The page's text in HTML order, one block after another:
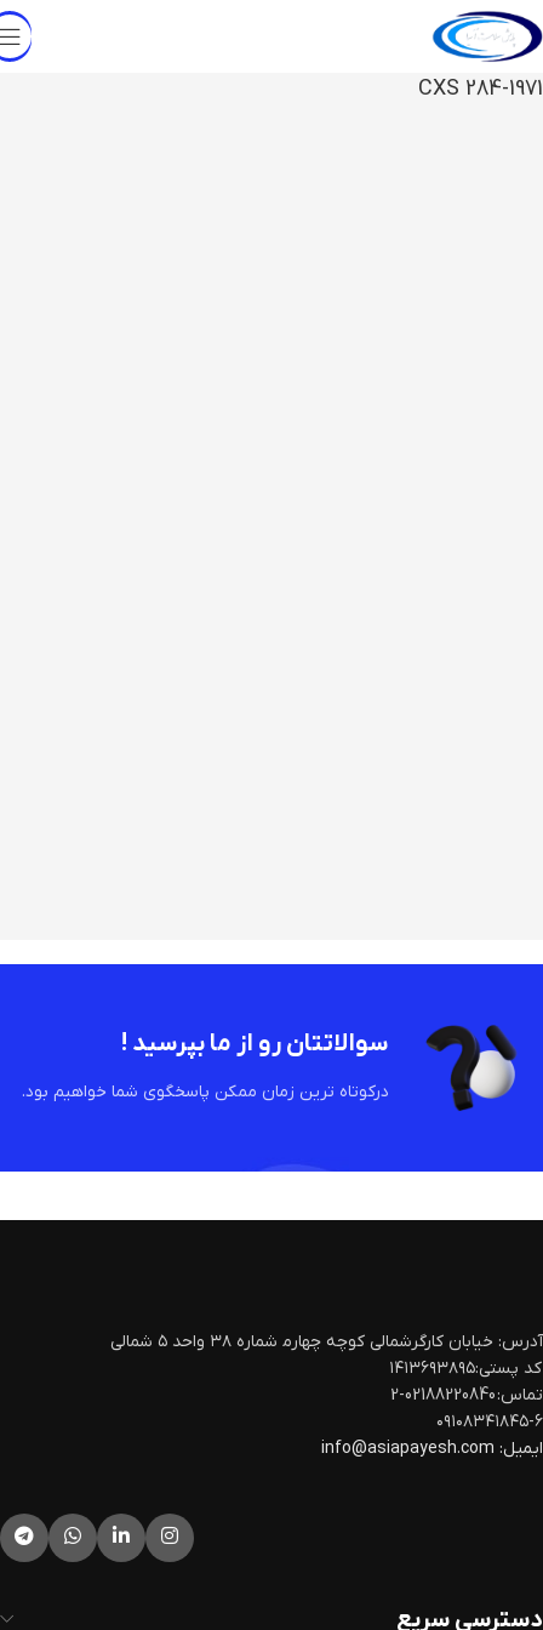
CXS 284-1971
سوالاتتان رو از ما بپرسید !
درکوتاه ترین زمان ممکن پاسخگوی شما خواهیم بود.
آدرس: خیابان کارگرشمالی کوچه چهارم‍ شماره ۳۸ واحد ۵ شمالی
کد پستی:۱۴۱۳۶۹۳۸۹۵
تماس: 02188220840-2
۰۹۱۰۸۳۴۱۸۴۵-۶
ایمیل:
دسترسی سریع